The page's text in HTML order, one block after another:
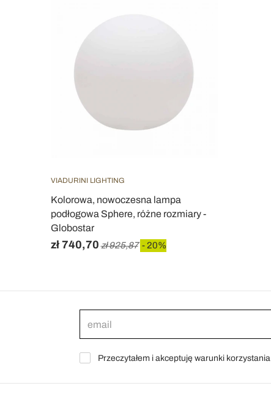
VIADURINI LIGHTING
Kolorowa, nowoczesna lampa
podłogowa Sphere, różne rozmiary -
Globostar
zł 740,70 zł 925,87- 20%
Przeczytałem i akceptuję warunki